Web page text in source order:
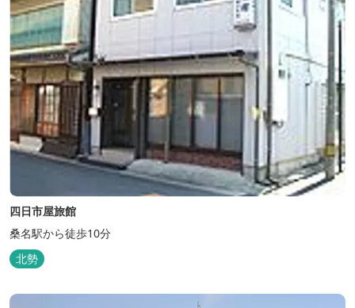
四日市屋旅館
桑名駅から徒歩10分
北勢